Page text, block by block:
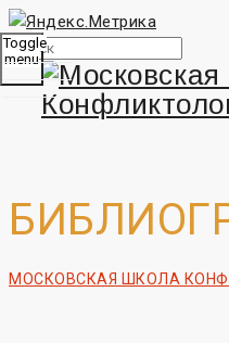
Toggle
menu
МОСКОВСКАЯ ШКОЛА